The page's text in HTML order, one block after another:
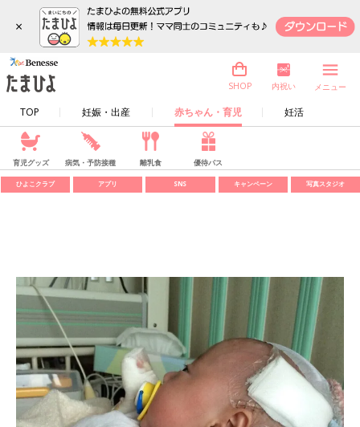
×
TOP 妊娠・出産 赤ちゃん・育児 妊活
SHOP 内祝い メニュー
育児グッズ 病気・予防接種 離乳食 優待パス
ひよこクラブ アプリ SNS キャンペーン 写真スタジオ